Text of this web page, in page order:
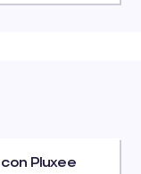
Pluxee